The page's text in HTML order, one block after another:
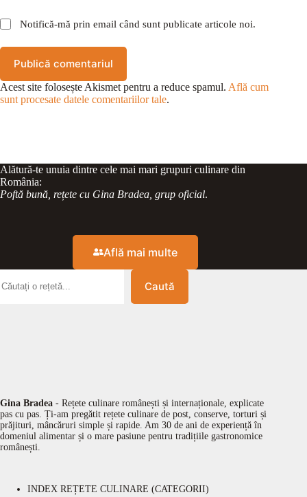
Notifică-mă prin email când sunt publicate articole noi.
Publică comentariul
Acest site folosește Akismet pentru a reduce spamul. Află cum
sunt procesate datele comentariilor tale.
Alătură-te unuia dintre cele mai mari grupuri culinare din
România:
Poftă bună, rețete cu Gina Bradea, grup oficial.
Află mai multe
Caută
Gina Bradea - Rețete culinare românești și internaționale, explicate
pas cu pas. Ți-am pregătit rețete culinare de post, conserve, torturi și
prăjituri, mâncăruri simple și rapide. Am 30 de ani de experiență în
domeniul alimentar și o mare pasiune pentru tradițiile gastronomice
românești.
INDEX REȚETE CULINARE (CATEGORII)